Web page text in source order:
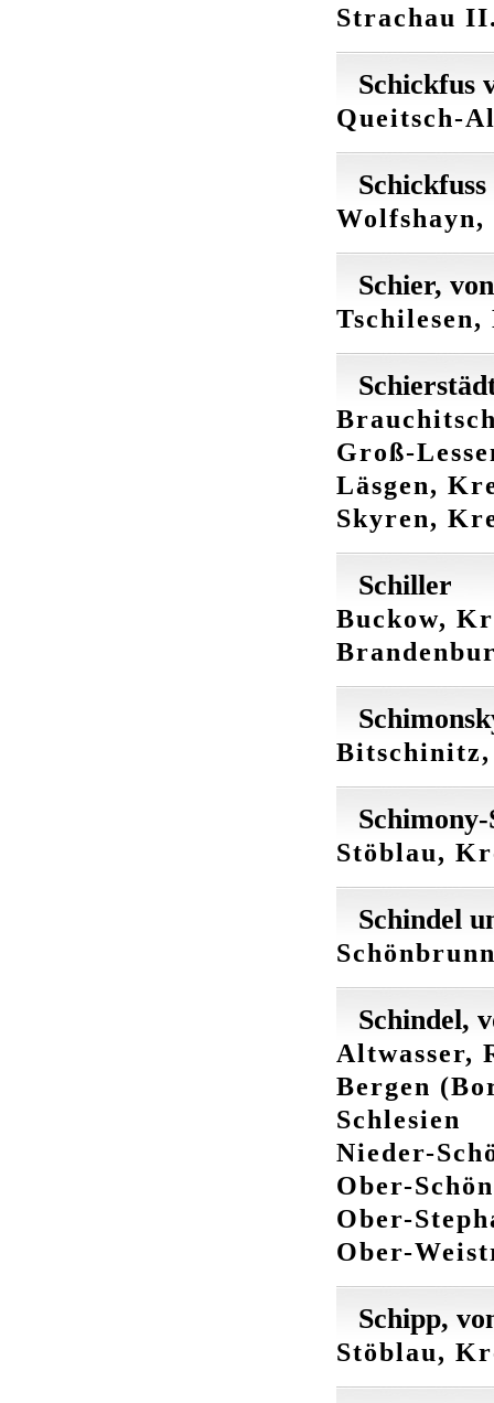
Strachau
Schickfus
Queitsch-
Schickfuss
Schier, von
Groß-
Läsgen,
Skyren,
Schiller
Buckow,
Bitschinitz,
Stöblau,
Schindel
Schindel,
Altwasser,
Bergen
Schlesien
Nieder-
Ober-
Ober-
Ober-
Schipp,
Stöblau,